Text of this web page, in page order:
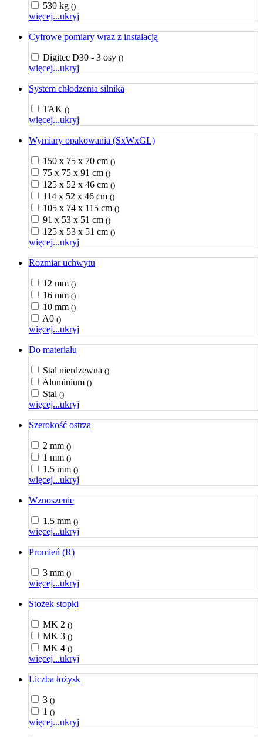
530 kg ()
więcej...ukryj
Cyfrowe pomiary wraz z instalacją
Digitec D30 - 3 osy ()
więcej...ukryj
System chłodzenia silnika
TAK ()
więcej...ukryj
Wymiary opakowania (SxWxGL)
150 x 75 x 70 cm ()
75 x 75 x 91 cm ()
125 x 52 x 46 cm ()
114 x 52 x 46 cm ()
105 x 74 x 115 cm ()
91 x 53 x 51 cm ()
125 x 53 x 51 cm ()
więcej...ukryj
Rozmiar uchwytu
12 mm ()
16 mm ()
10 mm ()
A0 ()
więcej...ukryj
Do materiału
Stal nierdzewna ()
Aluminium ()
Stal ()
więcej...ukryj
Szerokość ostrza
2 mm ()
1 mm ()
1,5 mm ()
więcej...ukryj
Wznoszenie
1,5 mm ()
więcej...ukryj
Promień (R)
3 mm ()
więcej...ukryj
Stożek stopki
MK 2 ()
MK 3 ()
MK 4 ()
więcej...ukryj
Liczba łożysk
3 ()
1 ()
więcej...ukryj